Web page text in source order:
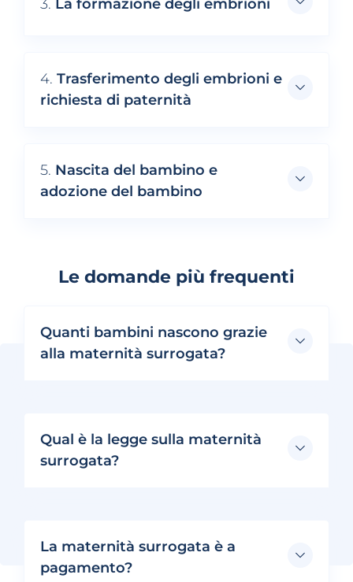
3. La formazione degli embrioni
4. Trasferimento degli embrioni e
richiesta di paternità
5. Nascita del bambino e
adozione del bambino
Le domande più frequenti
Quanti bambini nascono grazie
alla maternità surrogata?
Qual è la legge sulla maternità
surrogata?
La maternità surrogata è a
pagamento?